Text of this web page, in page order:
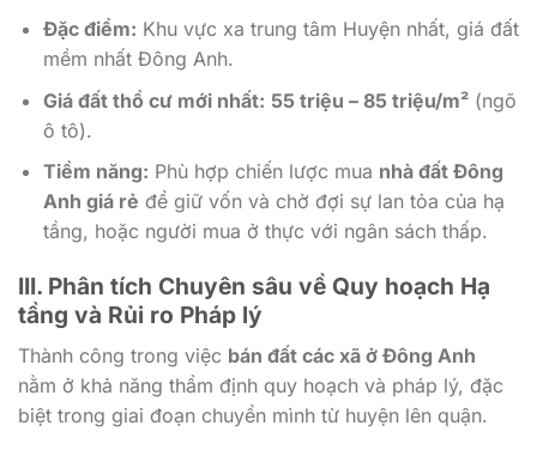
Đặc điểm: Khu vực xa trung tâm Huyện nhất, giá đất
mềm nhất Đông Anh.
Giá đất thổ cư mới nhất: 55 triệu – 85 triệu/m²(ngõ
ô tô).
Tiềm năng: Phù hợp chiến lược mua nhà đất Đông
Anh giá rẻ để giữ vốn và chờ đợi sự lan tỏa của hạ
tầng, hoặc người mua ở thực với ngân sách thấp.
III. Phân tích Chuyên sâu về Quy hoạch Hạ
tầng và Rủi ro Pháp lý
Thành công trong việc bán đất các xã ở Đông Anh
nằm ở khả năng thẩm định quy hoạch và pháp lý, đặc
biệt trong giai đoạn chuyển mình từ huyện lên quận.